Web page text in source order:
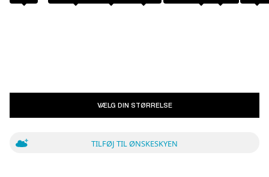
VÆLG DIN STØRRELSE
TILFØJ TIL ØNSKESKYEN